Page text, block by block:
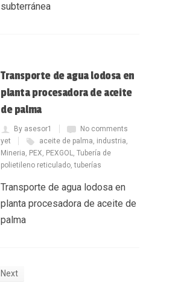
subterránea
Transporte de agua lodosa en
planta procesadora de aceite
de palma
By asesor1
No comments
yet
aceite de palma, industria,
Mineria, PEX, PEXGOL, Tubería de
polietileno reticulado,tuberías
Transporte de agua lodosa en
planta procesadora de aceite de
palma
Next